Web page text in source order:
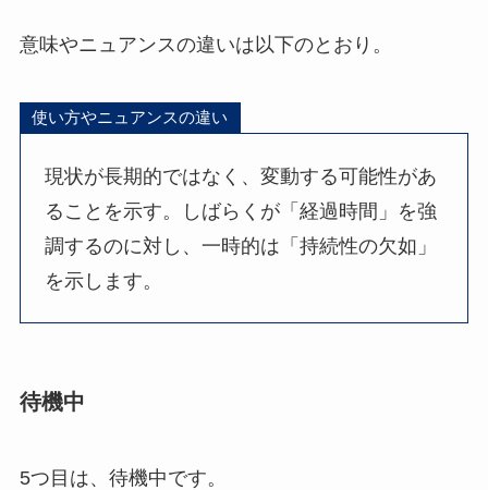
意味やニュアンスの違いは以下のとおり。
使い方やニュアンスの違い
現状が長期的ではなく、変動する可能性があ
ることを示す。しばらくが「経過時間」を強
調するのに対し、一時的は「持続性の欠如」
を示します。
待機中
5つ目は、待機中です。